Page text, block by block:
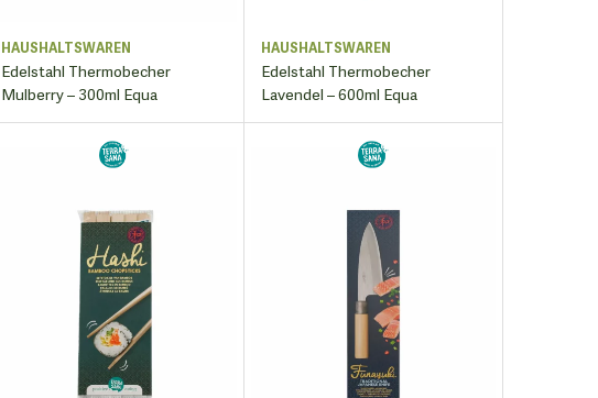
HAUSHALTSWAREN
Edelstahl Thermobecher
Mulberry – 300ml Equa
HAUSHALTSWAREN
Edelstahl Thermobecher
Lavendel – 600ml Equa